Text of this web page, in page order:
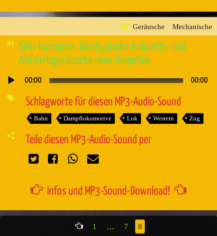
Geräusche » Mechanische
Sehr komplexe, idealtypische Ankunfts- und
Abfahrtsgeräusche einer Dampflok
Audio-
00:00 00:00
Schlagworte für diesen MP3-Audio-Sound
Bahn Dampflokomotive Lok Western Zug
Teile diesen MP3-Audio-Sound per
Infos und MP3-Sound-Download!
1 … 7 8